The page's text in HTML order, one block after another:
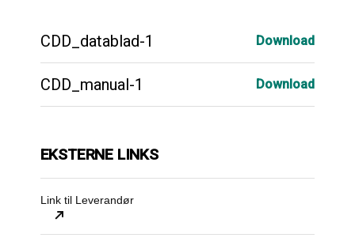
CDD_datablad-1 Download
CDD_manual-1 Download
EKSTERNE LINKS
Link til Leverandør